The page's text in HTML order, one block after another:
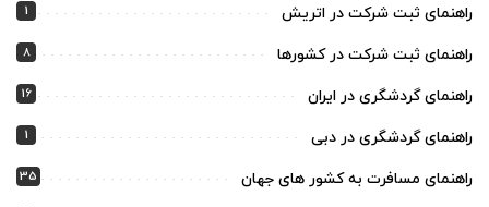
راهنمای ثبت شرکت در اتریش 1
راهنمای ثبت شرکت در کشورها 8
راهنمای گردشگری در ایران 16
راهنمای گردشگری در دبی 1
راهنمای مسافرت به کشور های جهان 35